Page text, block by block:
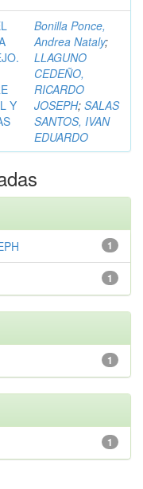
Y
Bonilla Ponce,
Andrea Nataly;
LLAGUNO
CEDEÑO,
RICARDO
JOSEPH; SALAS
SANTOS, IVAN
EDUARDO
1
1
1
1